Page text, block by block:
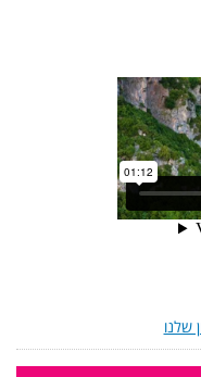
שלנו